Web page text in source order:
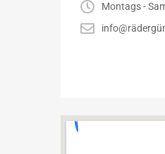
Montags -